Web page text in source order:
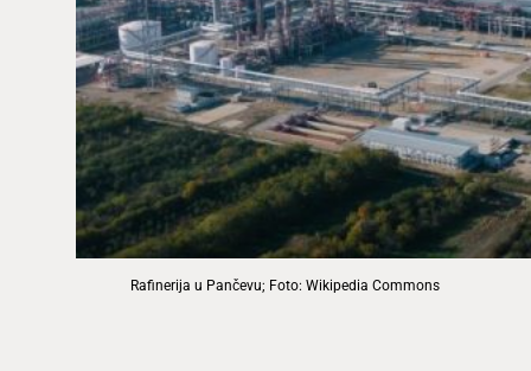
Rafinerija u Pančevu; Foto: Wikipedia Commons